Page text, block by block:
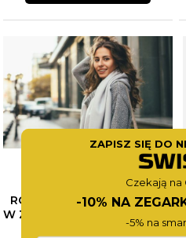
RÓŻNE OBLICZA SZAROŚCI
W ZEGARKACH CALVIN KLEIN
– SPRAWDŹ NASZE
ZAPISZ SIĘ DO
Czekają na
-10% NA
-5% na